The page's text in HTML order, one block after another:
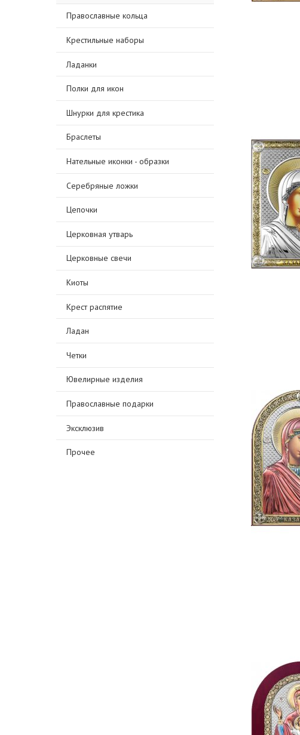
Православные кольца
Крестильные наборы
Ладанки
Полки для икон
Шнурки для крестика
Браслеты
Нательные иконки - образки
Серебряные ложки
Цепочки
Церковная утварь
Церковные свечи
Киоты
Крест распятие
Ладан
Четки
Ювелирные изделия
Православные подарки
Эксклюзив
Прочее